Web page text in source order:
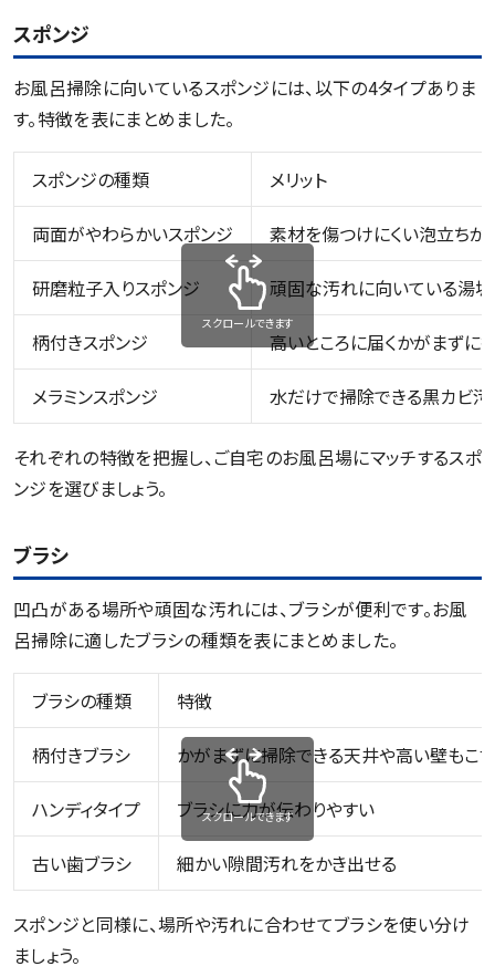
スポンジ
お風呂掃除に向いているスポンジには、以下の4タイプありま
す。特徴を表にまとめました。
スポンジの種類 メリット
両面がやわらかいスポンジ 素材を傷つけにくい泡立ちが
研磨粒子入りスポンジ 頑固な汚れに向いている湯
柄付きスポンジ 高いところに届くかがまずに
メラミンスポンジ 水だけで掃除できる黒カビ
スクロールできます
それぞれの特徴を把握し、ご自宅のお風呂場にマッチするスポ
ンジを選びましょう。
ブラシ
凹凸がある場所や頑固な汚れには、ブラシが便利です。お風
呂掃除に適したブラシの種類を表にまとめました。
ブラシの種類 特徴
柄付きブラシ かがまずに掃除できる天井や高い壁もこ
ハンディタイプ ブラシに力が伝わりやすい
古い歯ブラシ 細かい隙間汚れをかき出せる
スクロールできます
スポンジと同様に、場所や汚れに合わせてブラシを使い分け
ましょう。